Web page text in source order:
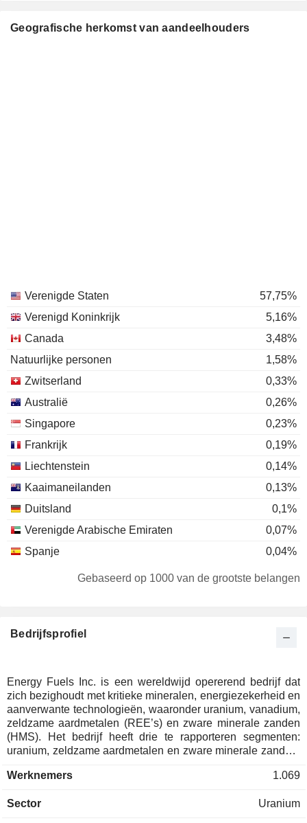
Geografische herkomst van aandeelhouders
Verenigde Staten
57,75%
Verenigd Koninkrijk
5,16%
Canada
3,48%
Natuurlijke personen
1,58%
Zwitserland
0,33%
Australië
0,26%
Singapore
0,23%
Frankrijk
0,19%
Liechtenstein
0,14%
Kaaimaneilanden
0,13%
Duitsland
0,1%
Verenigde Arabische Emiraten
0,07%
Spanje
0,04%
0,01%
Italië
0,01%
Gebaseerd op 1000 van de grootste belangen
Bedrijfsprofiel
Energy Fuels Inc. is een wereldwijd opererend bedrijf dat
zich bezighoudt met kritieke mineralen, energiezekerheid en
aanverwante technologieën, waaronder uranium, vanadium,
zeldzame aardmetalen (REE’s) en zware minerale zanden
(HMS). Het bedrijf heeft drie te rapporteren segmenten:
uranium, zeldzame aardmetalen en zware minerale zanden.
ISR-winning, uraniumterugwinning en -verkoop, recyclet
exploratie, evaluatie, vergunningaanvragen en ontwikkeling
Werknemers 1.069
Sector Uranium